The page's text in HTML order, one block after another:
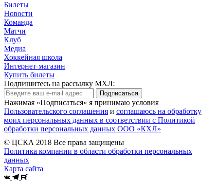
Билеты
Новости
Команда
Матчи
Клуб
Медиа
Хоккейная школа
Интернет-магазин
Купить билеты
Подпишитесь на рассылку МХЛ:
Подписаться
Нажимая «Подписаться» я принимаю условия
Пользовательского соглашения и соглашаюсь на обработку
моих персональных данных в соответствии с Политикой
обработки персональных данных ООО «КХЛ»
© ЦСКА 2018 Все права защищены
Политика компании в области обработки персональных
данных
Карта сайта